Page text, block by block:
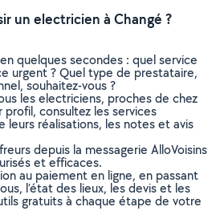
un electricien à Changé ?
quelques secondes : quel service
urgent ? Quel type de prestataire,
souhaitez-vous ?
les electriciens, proches de chez
profil, consultez les services
leurs réalisations, les notes et avis
depuis la messagerie AlloVoisins
et efficaces.
au paiement en ligne, en passant
l’état des lieux, les devis et les
gratuits à chaque étape de votre